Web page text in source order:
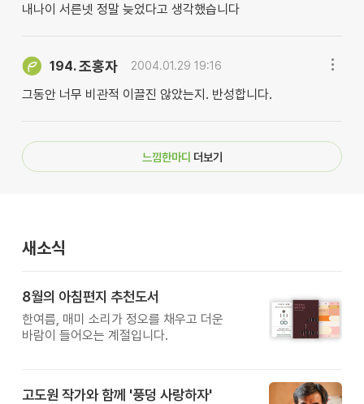
내나이 서른넷 정말 늦었다고 생각했습니다
194.조홍자 2004.01.29 19:16
그동안 너무 비관적 이끌진 않았는지. 반성합니다.
느낌한마디 더보기
새소식
8월의 아침편지 추천도서
한여름, 매미 소리가 정오를 채우고 더운
바람이 들어오는 계절입니다.
고도원 작가와 함께 '풍덩 사랑하자'